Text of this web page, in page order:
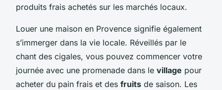
produits frais achetés sur les marchés locaux.
Louer une maison en Provence signifie également
s’immerger dans la vie locale. Réveillés par le
chant des cigales, vous pouvez commencer votre
journée avec une promenade dans le village pour
acheter du pain frais et des fruits de saison. Les